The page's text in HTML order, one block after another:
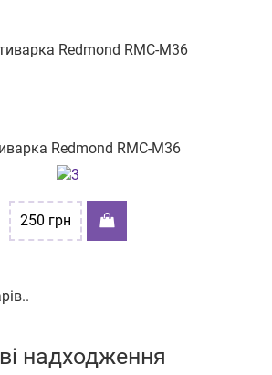
Redmond RMC-M36
250 грн
надходження